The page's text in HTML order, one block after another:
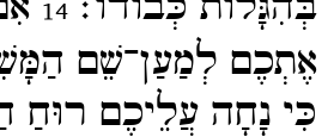
14
אֶתְכֶם לְמַעַן־​שֵׁם
כִּי נָחָה עֲלֵיכֶם רוּחַ